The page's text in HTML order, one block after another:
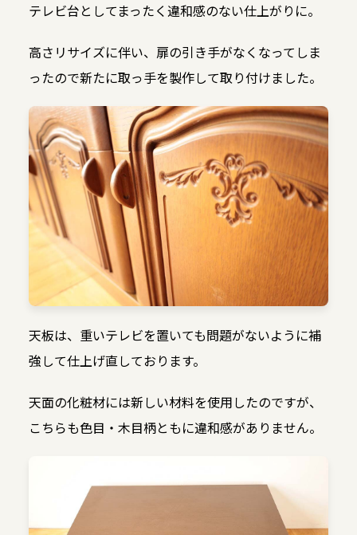
テレビ台としてまったく違和感のない仕上がりに。
高さリサイズに伴い、扉の引き手がなくなってしま
ったので新たに取っ手を製作して取り付けました。
天板は、重いテレビを置いても問題がないように補
強して仕上げ直しております。
天面の化粧材には新しい材料を使用したのですが、
こちらも色目・木目柄ともに違和感がありません。